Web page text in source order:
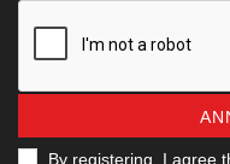
By registering, I agree